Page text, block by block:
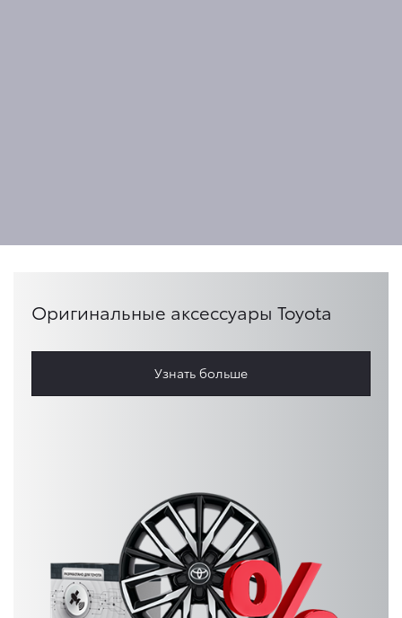
Оригинальные аксессуары Toyota
Узнать больше